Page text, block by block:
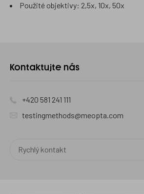
Použité objektivy: 2,5x, 10x, 50x
Kontaktujte
Kontaktujte nás
+420 581 241 111
testingmethods@meopta.com
Rychlý kontakt